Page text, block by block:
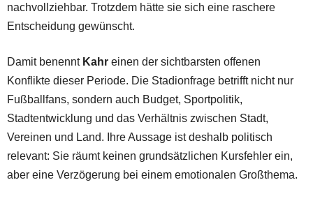
nachvollziehbar. Trotzdem hätte sie sich eine raschere
Entscheidung gewünscht.
Damit benennt Kahr einen der sichtbarsten offenen
Konflikte dieser Periode. Die Stadionfrage betrifft nicht nur
Fußballfans, sondern auch Budget, Sportpolitik,
Stadtentwicklung und das Verhältnis zwischen Stadt,
Vereinen und Land. Ihre Aussage ist deshalb politisch
relevant: Sie räumt keinen grundsätzlichen Kursfehler ein,
aber eine Verzögerung bei einem emotionalen Großthema.